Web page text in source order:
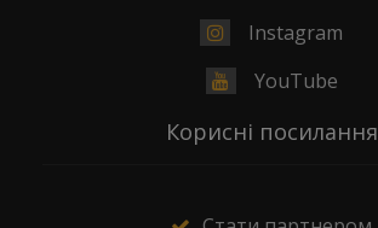
Instagram
YouTube
Корисні посилання